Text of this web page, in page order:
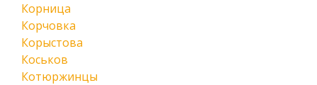
Корница
Корчовка
Корыстова
Коськов
Котюржинцы